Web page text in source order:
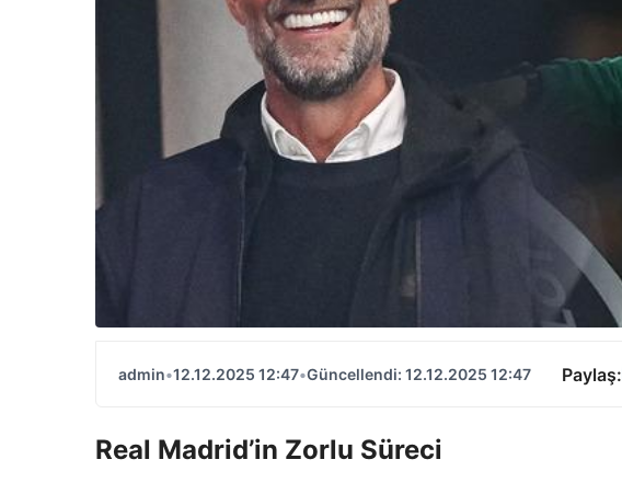
admin•12.12.2025 12:47•Güncellendi: 12.12.2025 12:47 Paylaş:
Real Madrid’in Zorlu Süreci